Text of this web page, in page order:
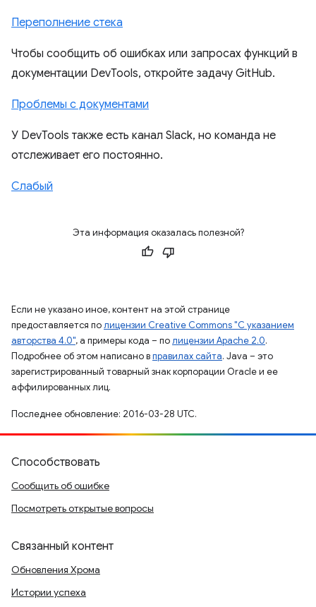
Переполнение стека
Чтобы сообщить об ошибках или запросах функций в
документации DevTools, откройте задачу GitHub.
Проблемы с документами
У DevTools также есть канал Slack, но команда не
отслеживает его постоянно.
Слабый
Эта информация оказалась полезной?
Если не указано иное, контент на этой странице
предоставляется полицензии Creative Commons "С указанием
авторства 4.0", а примеры кода – полицензии Apache 2.0.
Подробнее об этом написано вправилах сайта. Java – это
зарегистрированный товарный знак корпорации Oracle и ее
аффилированных лиц.
Последнее обновление: 2016-03-28 UTC.
Способствовать
Сообщить об ошибке
Посмотреть открытые вопросы
Связанный контент
Обновления Хрома
Истории успеха